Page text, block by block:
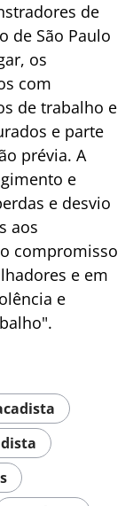
de
de São Paulo
os
com
de trabalho e
e parte
prévia. A
e
e desvio
aos
compromisso
e em
e